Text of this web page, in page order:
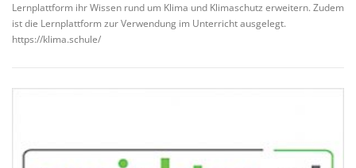
Lernplattform ihr Wissen rund um Klima und Klimaschutz erweitern. Zudem
ist die Lernplattform zur Verwendung im Unterricht ausgelegt.
https://klima.schule/